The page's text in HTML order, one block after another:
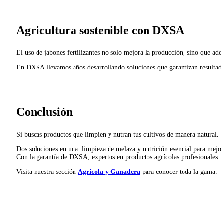
Agricultura sostenible con DXSA
El uso de jabones fertilizantes no solo mejora la producción, sino que
En DXSA llevamos años desarrollando soluciones que garantizan
Conclusión
Si buscas productos que limpien y nutran tus cultivos de manera
Dos soluciones en una: limpieza de melaza y nutrición esencial para
Con la garantía de DXSA, expertos en productos agrícolas profesionales.
Visita nuestra sección Agrícola y Ganadera para conocer toda la gama.